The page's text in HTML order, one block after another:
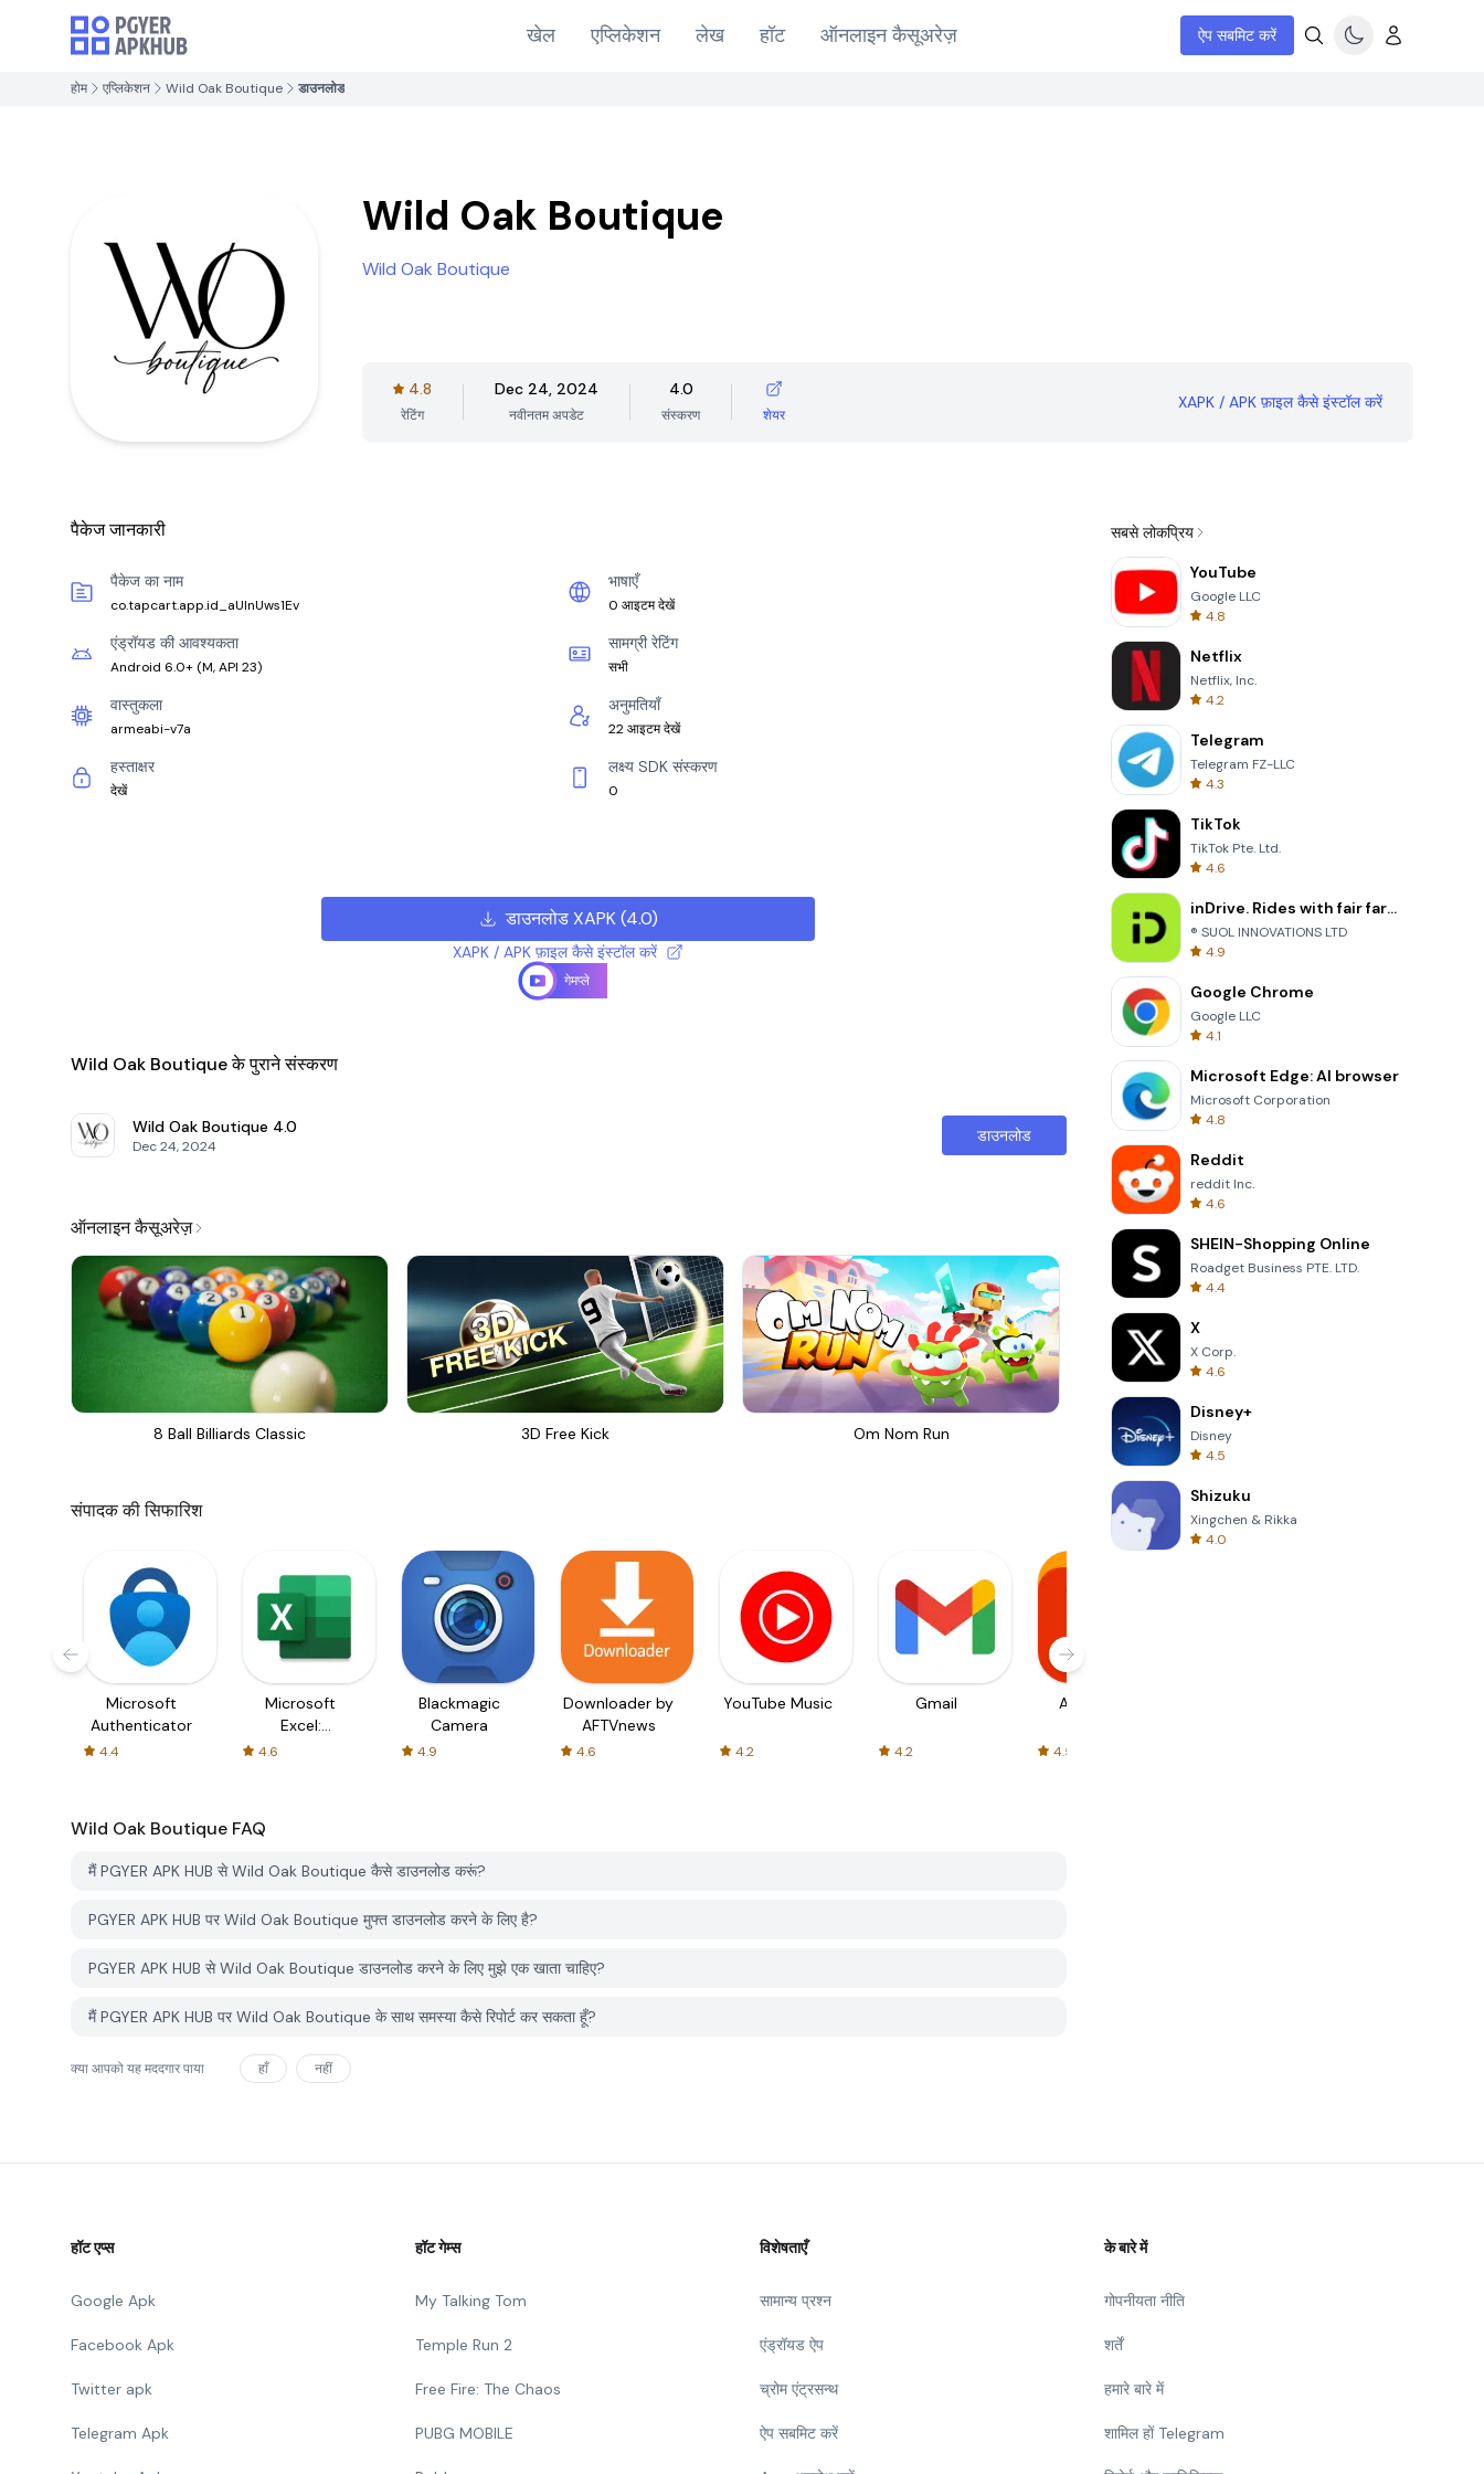
खेल एप्लिकेशन लेख हॉट ऑनलाइन कैसूअरेज़ ऐप सबमिट करें
होम एप्लिकेशन Wild Oak Boutique डाउनलोड
Wild Oak Boutique
Wild Oak Boutique
4.8
रेटिंग
Dec 24, 2024
नवीनतम अपडेट
4.0
संस्करण शेयर
XAPK / APK फ़ाइल कैसे इंस्टॉल करें
पैकेज जानकारी
पैकेज का नाम
co.tapcart.app.id_aUlnUws1Ev
भाषाएँ
0 आइटम देखें
एंड्रॉयड की आवश्यकता
Android 6.0+ (M, API 23)
सामग्री रेटिंग
सभी
वास्तुकला
armeabi-v7a
अनुमतियाँ
22 आइटम देखें
हस्ताक्षर
देखें
लक्ष्य SDK संस्करण
0
डाउनलोड XAPK(4.0)
XAPK / APK फ़ाइल कैसे इंस्टॉल करें
गेमप्ले
Wild Oak Boutique के पुराने संस्करण
Wild Oak Boutique 4.0
Dec 24, 2024
डाउनलोड
ऑनलाइन कैसूअरेज़
8 Ball Billiards Classic 3D Free Kick Om Nom Run One Stroke
संपादक की सिफारिश
Microsoft
Authenticator
4.4
Microsoft
Excel:
Spreadsheets
4.6
Blackmagic
Camera
4.9
Downloader by
AFTVnews
4.6
YouTube Music
4.2
Gmail
4.2
AliExpress
4.5
Wild Oak Boutique FAQ
मैं PGYER APK HUB से Wild Oak Boutique कैसे डाउनलोड करूं?
PGYER APK HUB पर Wild Oak Boutique मुफ्त डाउनलोड करने के लिए है?
PGYER APK HUB से Wild Oak Boutique डाउनलोड करने के लिए मुझे एक खाता चाहिए?
मैं PGYER APK HUB पर Wild Oak Boutique के साथ समस्या कैसे रिपोर्ट कर सकता हूँ?
क्या आपको यह मददगार पाया हाँ नहीं
सबसे लोकप्रिय
YouTube
Google LLC
4.8
Netflix
Netflix, Inc.
4.2
Telegram
Telegram FZ-LLC
4.3
TikTok
TikTok Pte. Ltd.
4.6
inDrive. Rides with fair fares
® SUOL INNOVATIONS LTD
4.9
Google Chrome
Google LLC
4.1
Microsoft Edge: AI browser
Microsoft Corporation
4.8
Reddit
reddit Inc.
4.6
SHEIN-Shopping Online
Roadget Business PTE. LTD.
4.4
X
X Corp.
4.6
Disney+
Disney
4.5
Shizuku
Xingchen & Rikka
4.0
हॉट एप्स
Google Apk
Facebook Apk
Twitter apk
Telegram Apk
हॉट गेम्स
My Talking Tom
Temple Run 2
Free Fire: The Chaos
PUBG MOBILE
विशेषताएँ
सामान्य प्रश्न
एंड्रॉयड ऐप
च्रोम एंट्रसन्थ
ऐप सबमिट करें
के बारे में
गोपनीयता नीति
शर्तें
हमारे बारे में
शामिल हों Telegram